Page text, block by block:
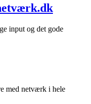
input og det gode
med netværk i hele